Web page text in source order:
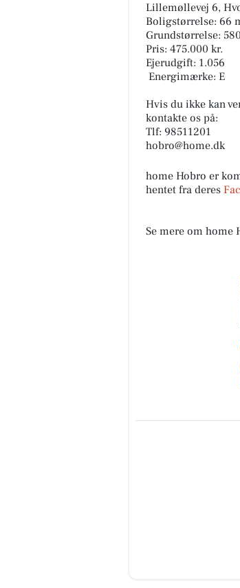
Lillemøllevej 6,
Boligstørrelse: 66
Grundstørrelse:
Pris: 475.000 kr.
Ejerudgift: 1.056
️ Energimærke: E
Hvis du ikke kan
kontakte os på:
Tlf: 98511201
hobro@home.dk
home Hobro er
hentet fra deres
Se mere om home
Åbn